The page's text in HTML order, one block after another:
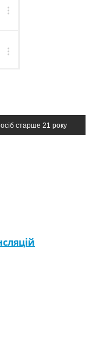
старше 21 року